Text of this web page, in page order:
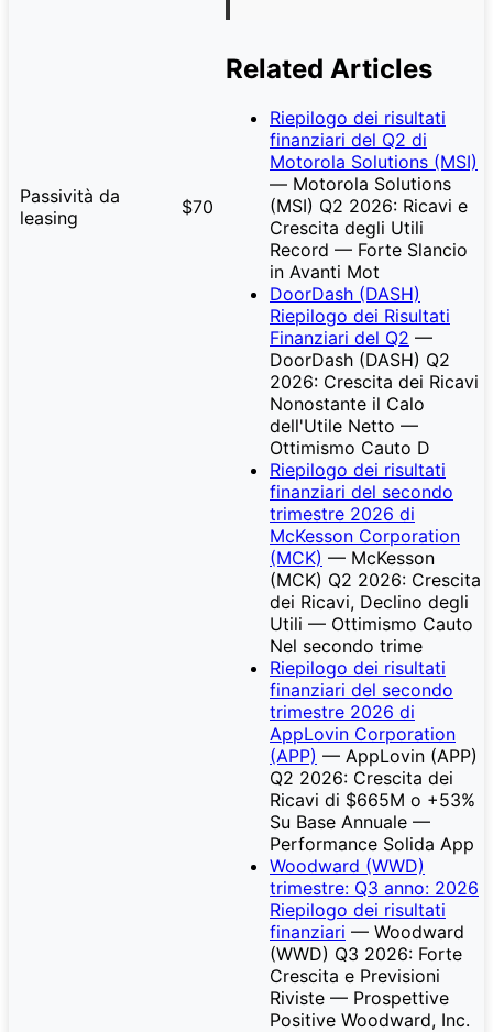
Passività da
leasing
$70
Related Articles
Riepilogo dei risultati
finanziari del Q2 di
Motorola Solutions (MSI)
— Motorola Solutions
(MSI) Q2 2026: Ricavi e
Crescita degli Utili
Record — Forte Slancio
in Avanti Mot
DoorDash (DASH)
Riepilogo dei Risultati
Finanziari del Q2 —
DoorDash (DASH) Q2
2026: Crescita dei Ricavi
Nonostante il Calo
dell'Utile Netto —
Ottimismo Cauto D
Riepilogo dei risultati
finanziari del secondo
trimestre 2026 di
McKesson Corporation
(MCK) — McKesson
(MCK) Q2 2026: Crescita
dei Ricavi, Declino degli
Utili — Ottimismo Cauto
Nel secondo trime
Riepilogo dei risultati
finanziari del secondo
trimestre 2026 di
AppLovin Corporation
(APP) — AppLovin (APP)
Q2 2026: Crescita dei
Ricavi di $665M o +53%
Su Base Annuale —
Performance Solida App
Woodward (WWD)
trimestre: Q3 anno: 2026
Riepilogo dei risultati
finanziari — Woodward
(WWD) Q3 2026: Forte
Crescita e Previsioni
Riviste — Prospettive
Positive Woodward, Inc.